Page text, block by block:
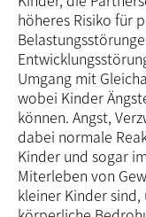
höheres Risiko für
Umgang mit
wobei Kinder
können. Angst,
dabei normale
Kinder und sogar
Miterleben von
kleiner Kinder